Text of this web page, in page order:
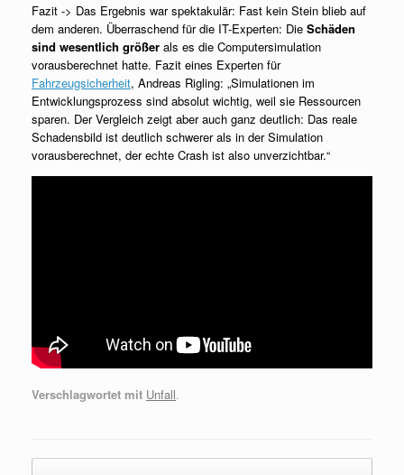
Fazit -> Das Ergebnis war spektakulär: Fast kein Stein blieb auf
dem anderen. Überraschend für die IT-Experten: Die Schäden
sind wesentlich größer als es die Computersimulation
vorausberechnet hatte. Fazit eines Experten für
Fahrzeugsicherheit, Andreas Rigling: „Simulationen im
Entwicklungsprozess sind absolut wichtig, weil sie Ressourcen
sparen. Der Vergleich zeigt aber auch ganz deutlich: Das reale
Schadensbild ist deutlich schwerer als in der Simulation
vorausberechnet, der echte Crash ist also unverzichtbar.“
Verschlagwortet mit Unfall.